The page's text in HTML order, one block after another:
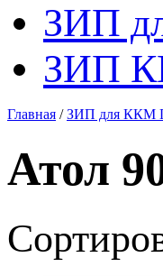
ЗИП
ЗИП
Главная /ЗИП для ККМ
Атол